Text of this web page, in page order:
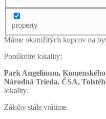
property
Máme okamžitých kupcov na
Ponúknite lokality:
Park Angelinum,
Národná Trieda, ČSA,
lokality.
Zálohy stále vrátime.